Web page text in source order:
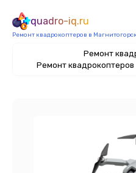
quadro-iq.ru
Ремонт квадрокоптеров в
Ремонт
Ремонт квадрокоптеров